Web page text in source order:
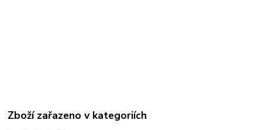
Zboží zařazeno v kategoriích